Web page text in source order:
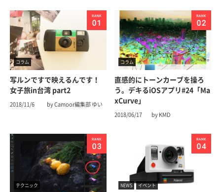
コラム
写ルンですで映えるんです！
女子旅in台湾 part2
2018/11/6 by Camoor編集部 ゆい
コラム
直感的にトーンカーブを操ろ
う。デキるiOSアプリ#24「Ma
xCurve」
2018/06/17 by KMD
テクニック NEWS イベント